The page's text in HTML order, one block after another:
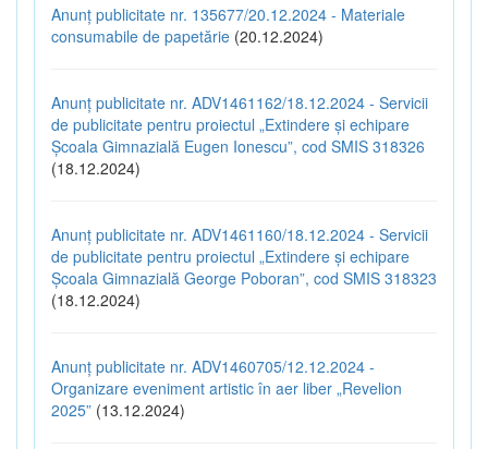
Anunț publicitate nr. 135677/20.12.2024 - Materiale
consumabile de papetărie (20.12.2024)
Anunț publicitate nr. ADV1461162/18.12.2024 - Servicii
de publicitate pentru proiectul „Extindere și echipare
Școala Gimnazială Eugen Ionescu”, cod SMIS 318326
(18.12.2024)
Anunț publicitate nr. ADV1461160/18.12.2024 - Servicii
de publicitate pentru proiectul „Extindere și echipare
Școala Gimnazială George Poboran”, cod SMIS 318323
(18.12.2024)
Anunț publicitate nr. ADV1460705/12.12.2024 -
Organizare eveniment artistic în aer liber „Revelion
2025” (13.12.2024)